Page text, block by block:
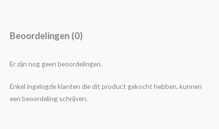
Beoordelingen (0)
Er zijn nog geen beoordelingen.
Enkel ingelogde klanten die dit product gekocht hebben, kunnen
een beoordeling schrijven.